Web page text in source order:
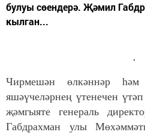
булуы сөендерә. Җәмил
кылган...
Чирмешән өлкәннәр һәм
яшәүчеләрнең үтенечен
җәмгыяте генераль
Габдрахман улы